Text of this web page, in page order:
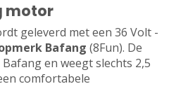
motor
geleverd met een 36 Volt -
Bafang (8Fun). De
en weegt slechts 2,5
comfortabele